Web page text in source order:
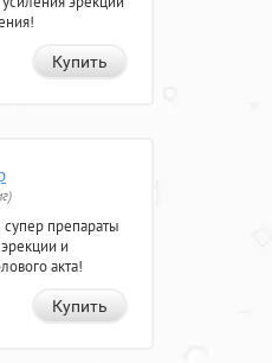
Купить
препараты
и
акта!
Купить